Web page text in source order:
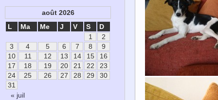
août 2026
L
Ma Me J V S D
« juil
1
2
3
4 5 6 7 8
9
10
11 12 13 14 15
16
17
18 19 20 21 22
23
24
25 26 27 28 29
30
31